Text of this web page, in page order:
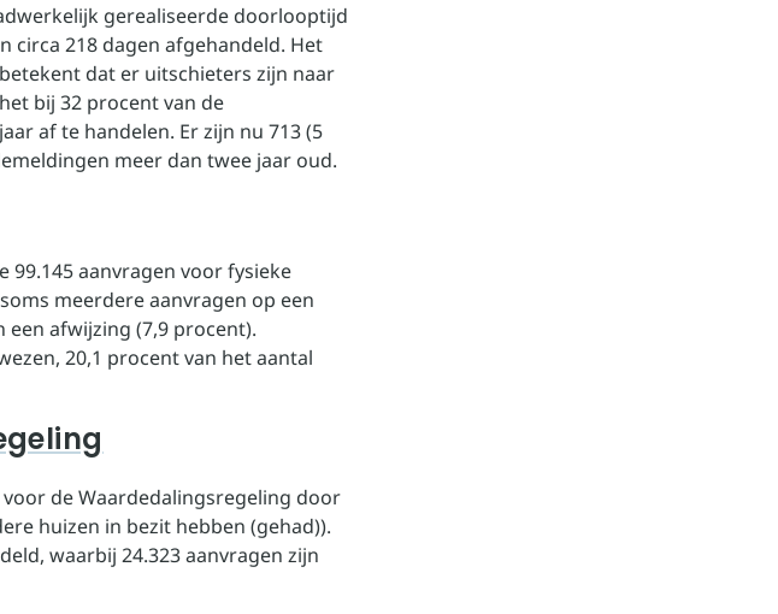
gerealiseerde doorlooptijd
circa 218 dagen afgehandeld. Het
dat er uitschieters zijn naar
bij 32 procent van de
af te handelen. Er zijn nu 713 (5
meer dan twee jaar oud.
99.145 aanvragen voor fysieke
meerdere aanvragen op een
afwijzing (7,9 procent).
20,1 procent van het aantal
de Waardedalingsregeling door
huizen in bezit hebben (gehad)).
waarbij 24.323 aanvragen zijn